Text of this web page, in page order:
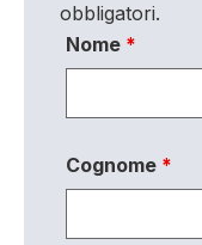
obbligatori.
Nome *
Cognome *